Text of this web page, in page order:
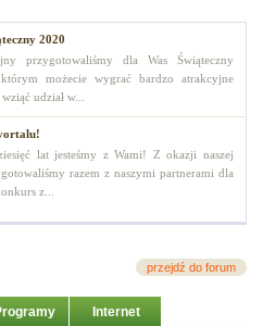
2020
przygotowaliśmy dla Was Świąteczny
możecie wygrać bardzo atrakcyjne
udział w...
lat jesteśmy z Wami! Z okazji naszej
razem z naszymi partnerami dla
z...
przejdź do forum
Internet